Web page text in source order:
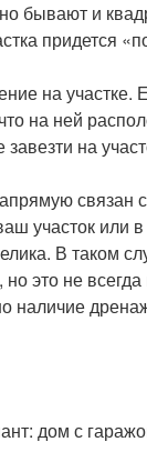
бывают и
придется
на участке.
на ней
на
связан
участок или в
В таком
это не всегда
наличие
дом с